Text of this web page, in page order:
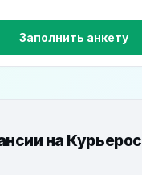
Заполнить анкету
на Курьерос